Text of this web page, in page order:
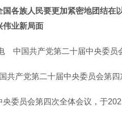
各族人民要更加紧密地团结在
伟业新局面
国共产党第二十届中央委员
产党第二十届中央委员会第四
员会第四次全体会议，于